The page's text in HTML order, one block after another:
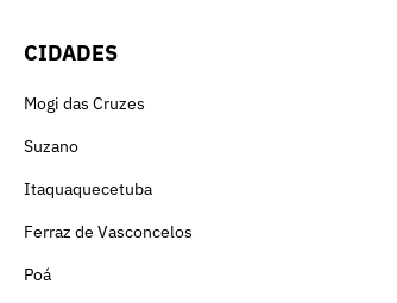
CIDADES
Mogi das Cruzes
Suzano
Itaquaquecetuba
Ferraz de Vasconcelos
Poá